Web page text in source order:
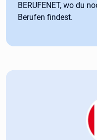
BERUFENET, wo du
Berufen findest.